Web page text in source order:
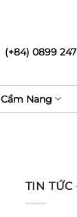
(+84) 0899
Cẩm Nang
TIN TỨC